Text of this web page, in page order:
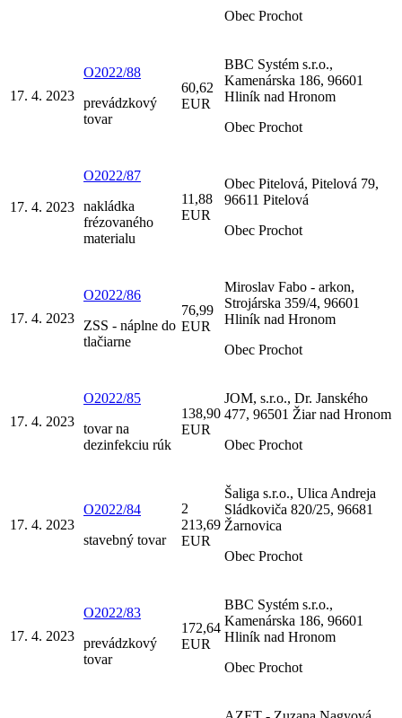
Obec Prochot
17. 4. 2023
O2022/88
prevádzkový
tovar
60,62
EUR
BBC Systém s.r.o.,
Kamenárska 186, 96601
Hliník nad Hronom
Obec Prochot
17. 4. 2023
O2022/87
nakládka
frézovaného
materialu
11,88
EUR
Obec Pitelová, Pitelová 79,
96611 Pitelová
Obec Prochot
17. 4. 2023
O2022/86
ZSS - náplne do
tlačiarne
76,99
EUR
Miroslav Fabo - arkon,
Strojárska 359/4, 96601
Hliník nad Hronom
Obec Prochot
17. 4. 2023
O2022/85
tovar na
dezinfekciu rúk
138,90
EUR
JOM, s.r.o., Dr. Janského
477, 96501 Žiar nad Hronom
Obec Prochot
17. 4. 2023
O2022/84
stavebný tovar
2
213,69
EUR
Šaliga s.r.o., Ulica Andreja
Sládkoviča 820/25, 96681
Žarnovica
Obec Prochot
17. 4. 2023
O2022/83
prevádzkový
tovar
172,64
EUR
BBC Systém s.r.o.,
Kamenárska 186, 96601
Hliník nad Hronom
Obec Prochot